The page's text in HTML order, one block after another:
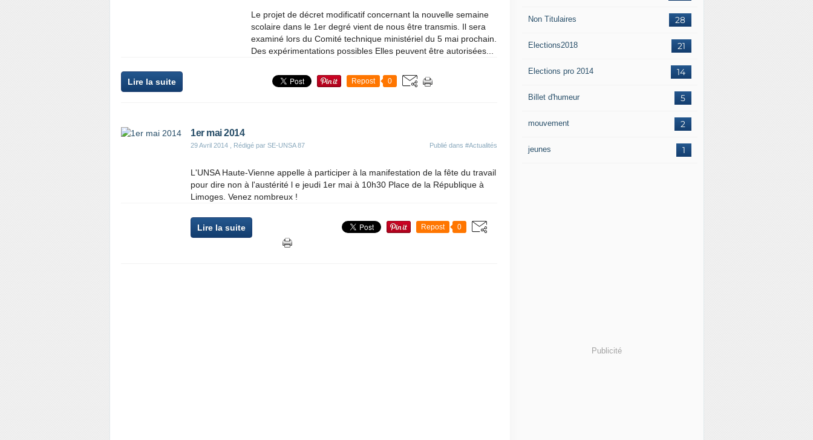
Le projet de décret modificatif concernant la nouvelle semaine
scolaire dans le 1er degré vient de nous être transmis. Il sera
examiné lors du Comité technique ministériel du 5 mai prochain.
Des expérimentations possibles Elles peuvent être autorisées...
Lire la suite Repost 0
1er mai 2014
29 Avril 2014 , Rédigé par SE-UNSA 87 Publié dans #Actualités
L'UNSA Haute-Vienne appelle à participer à la manifestation de la fête du travail
pour dire non à l'austérité l e jeudi 1er mai à 10h30 Place de la République à
Limoges. Venez nombreux !
Lire la suite Repost 0
28
Non Titulaires
21
Elections2018
14
Elections pro 2014
5
Billet d'humeur
2
mouvement
1
jeunes
Publicité